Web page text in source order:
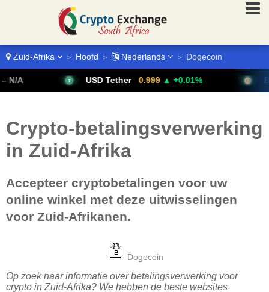
Zuid-Afrika > Hoofd > Nederlands > Dogecoin
USD Tether 0.999 ▲ +0.01% Bitcoin
Crypto-betalingsverwerking
in Zuid-Afrika
Accepteer cryptobetalingen voor uw
online winkel met deze uitwisselingen
voor Zuid-Afrikanen.
Dogecoin
Op zoek naar informatie over betalingsverwerking voor
crypto in Zuid-Afrika? We hebben de beste websites